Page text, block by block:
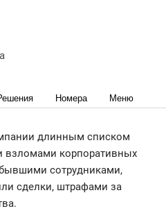
Номера Меню
незаметно
бизнеса. Переписка
срочные вопросы
длинным списком
взломами корпоративных
сотрудниками,
сделки, штрафами за